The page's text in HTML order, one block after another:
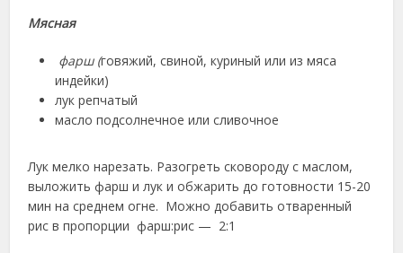
Мясная
фарш (говяжий, свиной, куриный или из мяса
индейки)
лук репчатый
масло подсолнечное или сливочное
Лук мелко нарезать. Разогреть сковороду с маслом,
выложить фарш и лук и обжарить до готовности 15-20
мин на среднем огне. Можно добавить отваренный
рис в пропорции фарш:рис — 2:1